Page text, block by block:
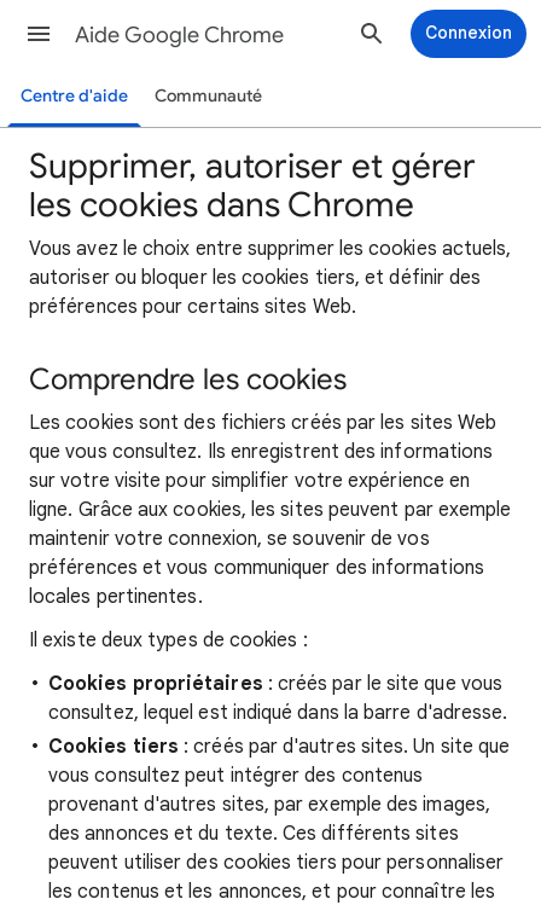
Aide Google Chrome Connexion
Centre d'aide Communauté
Supprimer, autoriser et gérer
les cookies dans Chrome
Vous avez le choix entre supprimer les cookies actuels,
autoriser ou bloquer les cookies tiers, et définir des
préférences pour certains sites Web.
Comprendre les cookies
Les cookies sont des fichiers créés par les sites Web
que vous consultez. Ils enregistrent des informations
sur votre visite pour simplifier votre expérience en
ligne. Grâce aux cookies, les sites peuvent par exemple
maintenir votre connexion, se souvenir de vos
préférences et vous communiquer des informations
locales pertinentes.
Il existe deux types de cookies :
Cookies propriétaires : créés par le site que vous
consultez, lequel est indiqué dans la barre d'adresse.
Cookies tiers : créés par d'autres sites. Un site que
vous consultez peut intégrer des contenus
provenant d'autres sites, par exemple des images,
des annonces et du texte. Ces différents sites
peuvent utiliser des cookies tiers pour personnaliser
les contenus et les annonces, et pour connaître les